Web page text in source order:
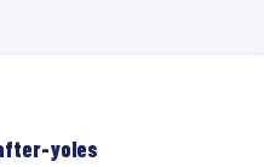
yoles